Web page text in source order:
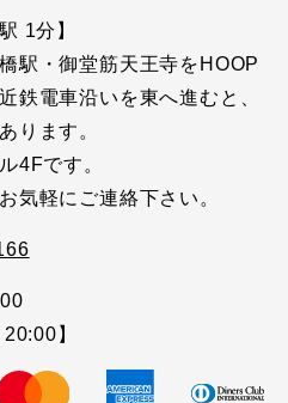
1分】
駅・御堂筋天王寺をHOOP
鉄電車沿いを東へ進むと、
ります。
4Fです。
気軽にご連絡下さい。
】